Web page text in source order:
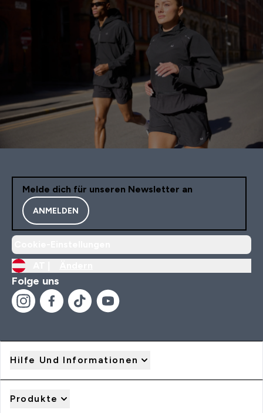
Melde dich für unseren Newsletter an
ANMELDEN
Folge uns
Hilfe Und Informationen
Produkte